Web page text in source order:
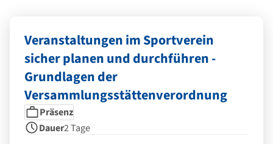
Veranstaltungen im Sportverein
sicher planen und durchführen -
Grundlagen der
Versammlungsstättenverordnung
Seminarform
Präsenz
Dauer
Dauer2 Tage